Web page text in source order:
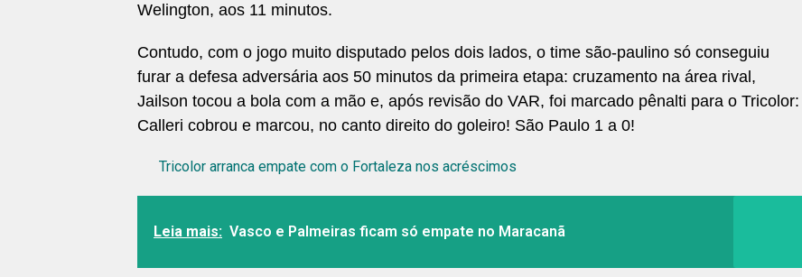
Welington, aos 11 minutos.
Contudo, com o jogo muito disputado pelos dois lados, o time são-paulino só conseguiu
furar a defesa adversária aos 50 minutos da primeira etapa: cruzamento na área rival,
Jailson tocou a bola com a mão e, após revisão do VAR, foi marcado pênalti para o Tricolor:
Calleri cobrou e marcou, no canto direito do goleiro! São Paulo 1 a 0!
Tricolor arranca empate com o Fortaleza nos acréscimos
Leia mais: Vasco e Palmeiras ficam só empate no Maracanã